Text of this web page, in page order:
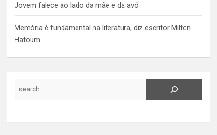
Jovem falece ao lado da mãe e da avó
Memória é fundamental na literatura, diz escritor Milton
Hatoum
Search